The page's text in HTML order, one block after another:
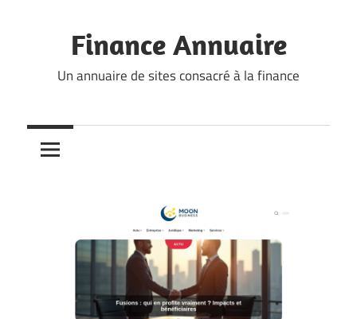
Finance Annuaire
Un annuaire de sites consacré à la finance